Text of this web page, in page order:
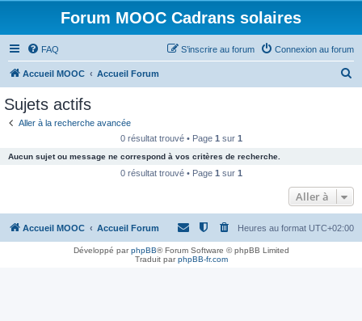
Forum MOOC Cadrans solaires
FAQ Connexion au forum
S’inscrire au forum
Accueil MOOC Accueil Forum
c
e
Sujets actifs
Aller à la recherche avancée
0 résultat trouvé • Page 1 sur 1
Aucun sujet ou message ne correspond à vos critères de recherche.
0 résultat trouvé • Page 1 sur 1
Aller à
Accueil MOOC Accueil Forum Heures au format UTC+02:00
Développé parphpBB® Forum Software © phpBB Limited
Traduit parphpBB-fr.com